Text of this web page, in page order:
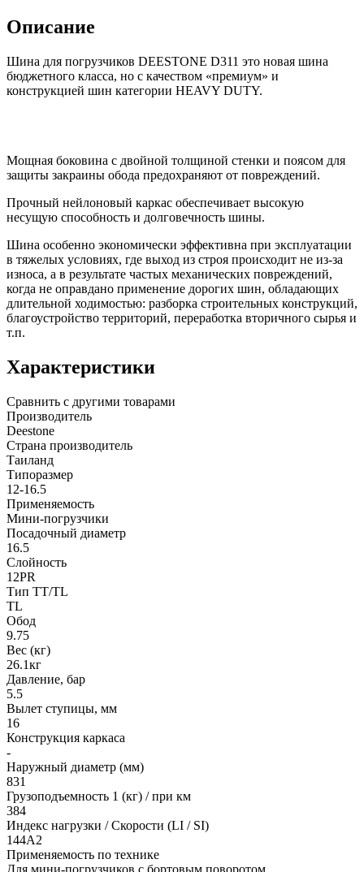
Описание
Шина для погрузчиков DEESTONE D311 это новая шина
бюджетного класса, но с качеством «премиум» и
конструкцией шин категории HEAVY DUTY.
Мощная боковина с двойной толщиной стенки и поясом для
защиты закраины обода предохраняют от повреждений.
Прочный нейлоновый каркас обеспечивает высокую
несущую способность и долговечность шины.
Шина особенно экономически эффективна при эксплуатации
в тяжелых условиях, где выход из строя происходит не из-за
износа, а в результате частых механических повреждений,
когда не оправдано применение дорогих шин, обладающих
длительной ходимостью: разборка строительных конструкций,
благоустройство территорий, переработка вторичного сырья и
т.п.
Характеристики
Сравнить с другими товарами
Производитель
Deestone
Страна производитель
Таиланд
Типоразмер
12-16.5
Применяемость
Мини-погрузчики
Посадочный диаметр
16.5
Слойность
12PR
Тип TT/TL
TL
Обод
9.75
Вес (кг)
26.1кг
Давление, бар
5.5
Вылет ступицы, мм
16
Конструкция каркаса
-
Наружный диаметр (мм)
831
Грузоподъемность 1 (кг) / при км
384
Индекс нагрузки / Скорости (LI / SI)
144A2
Применяемость по технике
Для мини-погрузчиков с бортовым поворотом